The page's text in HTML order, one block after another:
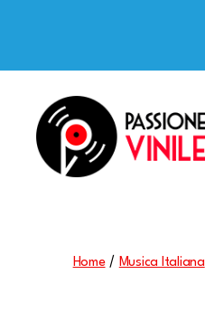
Home/ Musica Italiana